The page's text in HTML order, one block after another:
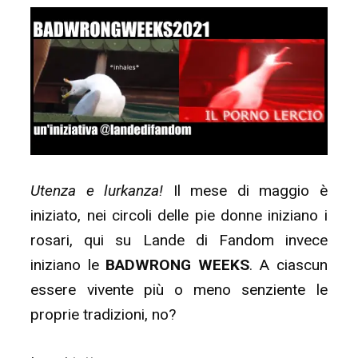
DA
ESSE
PARENTI”
Utenza e lurkanza! Il mese di maggio è
iniziato, nei circoli delle pie donne iniziano i
rosari, qui su Lande di Fandom invece
iniziano le BADWRONG WEEKS. A ciascun
essere vivente più o meno senziente le
proprie tradizioni, no?